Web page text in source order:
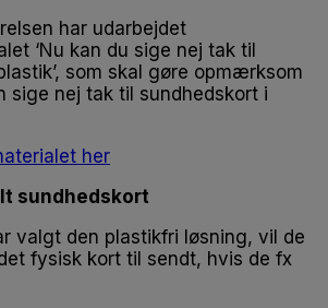
har udarbejdet
‘Nu kan du sige nej tak til
som skal gøre opmærksom
sige nej tak til sundhedskort i
her
sundhedskort
valgt den plastikfri løsning, vil de
fysisk kort til sendt, hvis de fx